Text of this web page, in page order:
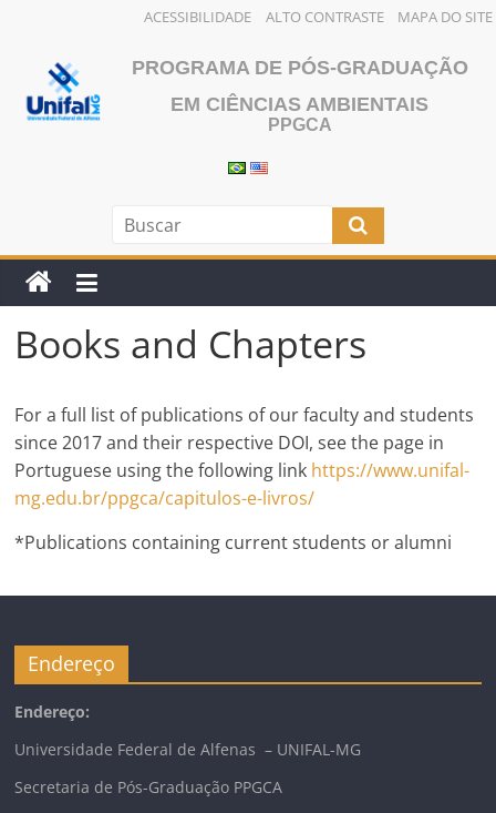
ACESSIBILIDADE ALTO CONTRASTE MAPA DO SITE
content
PROGRAMA DE PÓS-GRADUAÇÃO
EM CIÊNCIAS AMBIENTAIS
PPGCA
Books and Chapters
For a full list of publications of our faculty and students
since 2017 and their respective DOI, see the page in
Portuguese using the following link https://www.unifal-
mg.edu.br/ppgca/capitulos-e-livros/
*Publications containing current students or alumni
Endereço
Endereço:
Universidade Federal de Alfenas – UNIFAL-MG
Secretaria de Pós-Graduação PPGCA